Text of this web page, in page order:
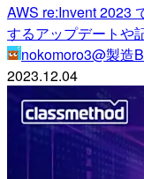
AWS re:Invent 2023
するアップデートや
nokomoro3@製造
2023.12.04